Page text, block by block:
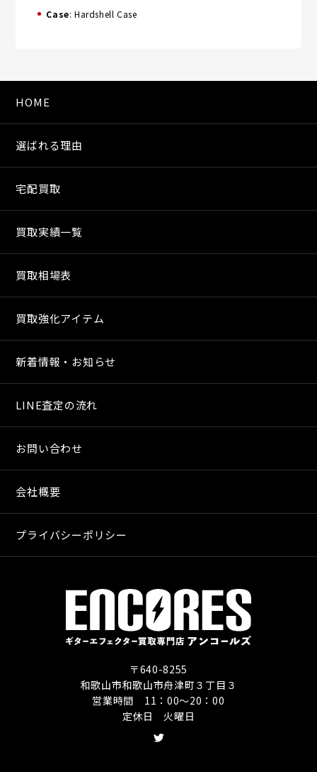
Case: Hardshell Case
HOME
選ばれる理由
宅配買取
買取実績一覧
買取相場表
買取強化アイテム
新着情報・お知らせ
LINE査定の流れ
お問い合わせ
会社概要
プライバシーポリシー
〒640-8255
和歌山市和歌山市舟津町３丁目３
営業時間 11：00〜20：00
定休日 火曜日